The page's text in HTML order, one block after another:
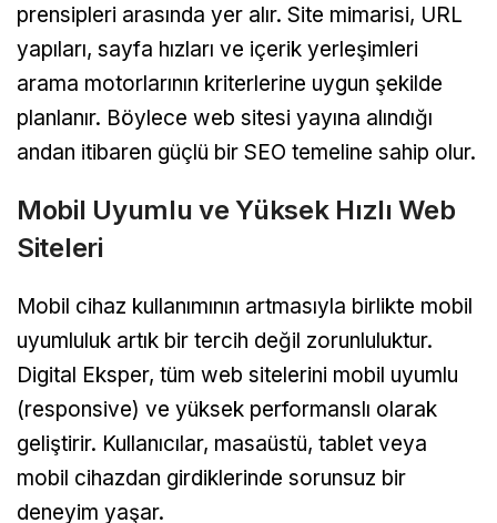
prensipleri arasında yer alır. Site mimarisi, URL
yapıları, sayfa hızları ve içerik yerleşimleri
arama motorlarının kriterlerine uygun şekilde
planlanır. Böylece web sitesi yayına alındığı
andan itibaren güçlü bir SEO temeline sahip olur.
Mobil Uyumlu ve Yüksek Hızlı Web
Siteleri
Mobil cihaz kullanımının artmasıyla birlikte mobil
uyumluluk artık bir tercih değil zorunluluktur.
Digital Eksper, tüm web sitelerini mobil uyumlu
(responsive) ve yüksek performanslı olarak
geliştirir. Kullanıcılar, masaüstü, tablet veya
mobil cihazdan girdiklerinde sorunsuz bir
deneyim yaşar.